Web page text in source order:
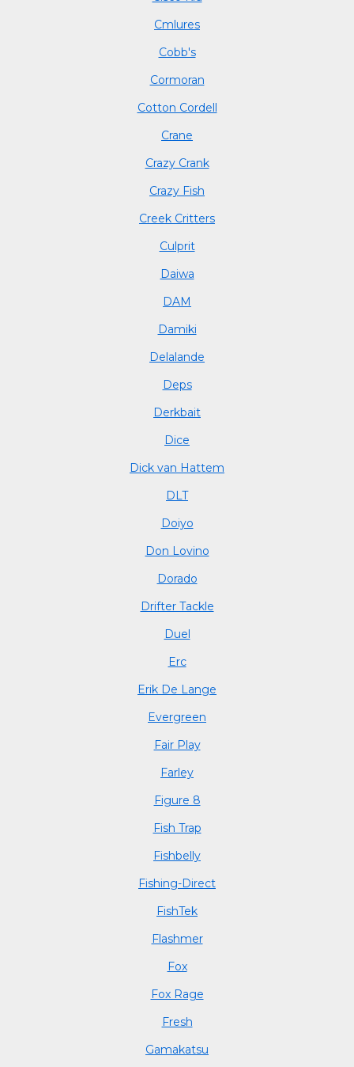
Cmlures
Cobb's
Cormoran
Cotton Cordell
Crane
Crazy Crank
Crazy Fish
Creek Critters
Culprit
Daiwa
DAM
Damiki
Delalande
Deps
Derkbait
Dice
Dick van Hattem
DLT
Doiyo
Don Lovino
Dorado
Drifter Tackle
Duel
Erc
Erik De Lange
Evergreen
Fair Play
Farley
Figure 8
Fish Trap
Fishbelly
Fishing-Direct
FishTek
Flashmer
Fox
Fox Rage
Fresh
Gamakatsu